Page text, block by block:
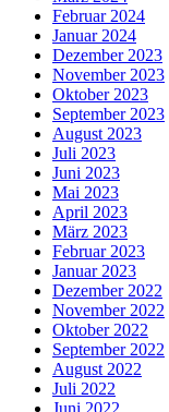
Februar 2024
Januar 2024
Dezember 2023
November 2023
Oktober 2023
September 2023
August 2023
Juli 2023
Juni 2023
Mai 2023
April 2023
März 2023
Februar 2023
Januar 2023
Dezember 2022
November 2022
Oktober 2022
September 2022
August 2022
Juli 2022
Juni 2022